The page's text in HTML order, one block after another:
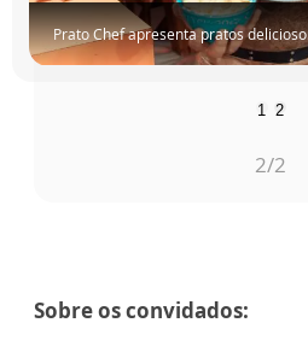
Cantora e compositora Li Maria também...
1 2
1/2
Sobre os convidados: